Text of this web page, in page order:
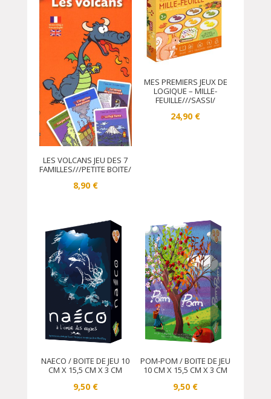
LES VOLCANS JEU DES 7
FAMILLES///PETITE BOITE/
8,90 €
MES PREMIERS JEUX DE
LOGIQUE – MILLE-
FEUILLE///SASSI/
24,90 €
NAECO / BOITE DE JEU 10
CM X 15,5 CM X 3 CM
9,50 €
POM-POM / BOITE DE JEU
10 CM X 15,5 CM X 3 CM
9,50 €